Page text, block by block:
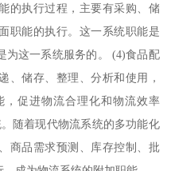
的执行过程，主要有采购、储
职能的执行。这一系统职能是
为这一系统服务的。 (4)食品配
、储存、整理、分析和使用，
促进物流合理化和物流效率
随着现代物流系统的多功能化
商品需求预测、库存控制、批